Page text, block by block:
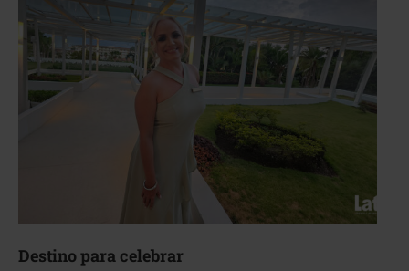
Destino para celebrar